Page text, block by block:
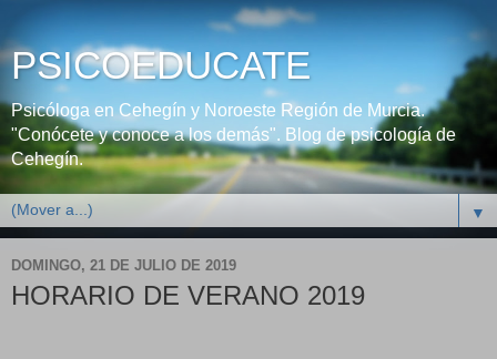
PSICOEDUCATE
Psicóloga en Cehegín y Noroeste Región de Murcia.
"Conócete y conoce a los demás". Blog de psicología de
Cehegín.
▼
DOMINGO, 21 DE JULIO DE 2019
HORARIO DE VERANO 2019